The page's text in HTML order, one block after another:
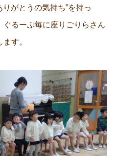
りがとうの気持ち”を持っ
るーぷ毎に座りごりらさん
す。